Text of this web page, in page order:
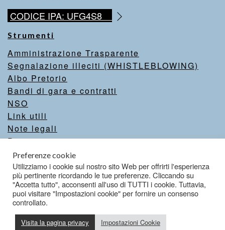
CODICE IPA: UFG4S8
Strumenti
Amministrazione Trasparente
Segnalazione illeciti (WHISTLEBLOWING)
Albo Pretorio
Bandi di gara e contratti
NSO
Link utili
Note legali
Privacy
Intranet
Valutazione del sito
Dichiarazione di accessibilità
Preferenze cookie
Utilizziamo i cookie sul nostro sito Web per offrirti l'esperienza
più pertinente ricordando le tue preferenze. Cliccando su
"Accetta tutto", acconsenti all'uso di TUTTI i cookie. Tuttavia,
puoi visitare "Impostazioni cookie" per fornire un consenso
controllato.
Visita la pagina privacy Impostazioni Cookie